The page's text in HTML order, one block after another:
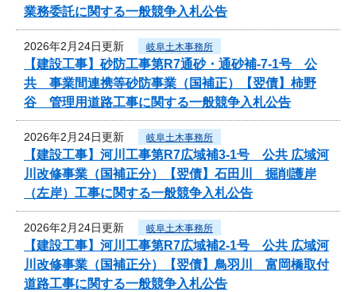
業務委託に関する一般競争入札公告
2026年2月24日更新 岐阜土木事務所
【建設工事】砂防工事第R7通砂・通砂補-7-1号 公
共 事業間連携等砂防事業（国補正）【翌債】柿野
谷 管理用道路工事に関する一般競争入札公告
2026年2月24日更新 岐阜土木事務所
【建設工事】河川工事第R7広域補3-1号 公共 広域河
川改修事業（国補正分）【翌債】石田川 掘削護岸
（左岸）工事に関する一般競争入札公告
2026年2月24日更新 岐阜土木事務所
【建設工事】河川工事第R7広域補2-1号 公共 広域河
川改修事業（国補正分）【翌債】鳥羽川 富岡橋取付
道路工事に関する一般競争入札公告